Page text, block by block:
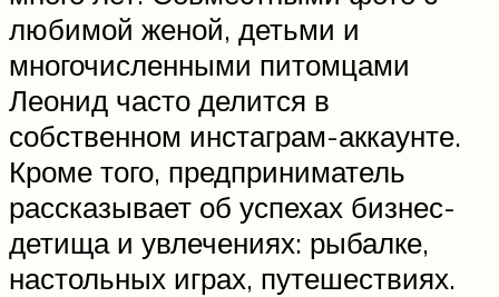
любимой женой, детьми и
многочисленными питомцами
Леонид часто делится в
собственном инстаграм-аккаунте.
Кроме того, предприниматель
рассказывает об успехах бизнес-
детища и увлечениях: рыбалке,
настольных играх, путешествиях.